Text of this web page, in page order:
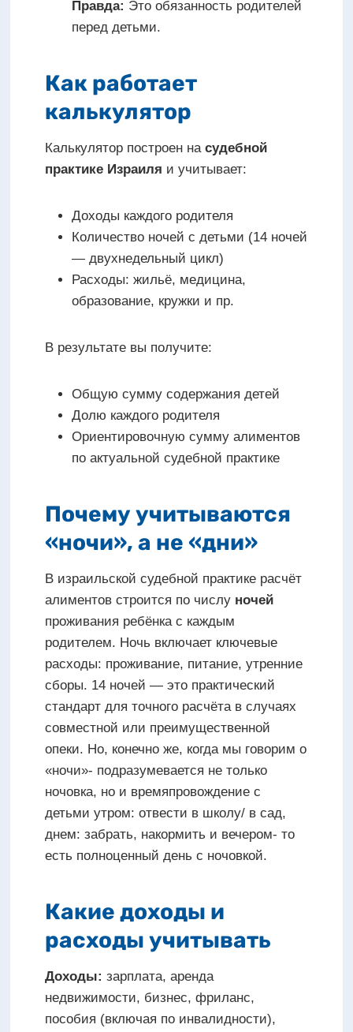
Правда: Это обязанность родителей
перед детьми.
Как работает
калькулятор
Калькулятор построен на судебной
практике Израиля и учитывает:
Доходы каждого родителя
Количество ночей с детьми (14 ночей
— двухнедельный цикл)
Расходы: жильё, медицина,
образование, кружки и пр.
В результате вы получите:
Общую сумму содержания детей
Долю каждого родителя
Ориентировочную сумму алиментов
по актуальной судебной практике
Почему учитываются
«ночи», а не «дни»
В израильской судебной практике расчёт
алиментов строится по числу ночей
проживания ребёнка с каждым
родителем. Ночь включает ключевые
расходы: проживание, питание, утренние
сборы. 14 ночей — это практический
стандарт для точного расчёта в случаях
совместной или преимущественной
опеки. Но, конечно же, когда мы говорим о
«ночи»- подразумевается не только
ночовка, но и времяпровождение с
детьми утром: отвести в школу/ в сад,
днем: забрать, накормить и вечером- то
есть полноценный день с ночовкой.
Какие доходы и
расходы учитывать
Доходы: зарплата, аренда
недвижимости, бизнес, фриланс,
пособия (включая по инвалидности),